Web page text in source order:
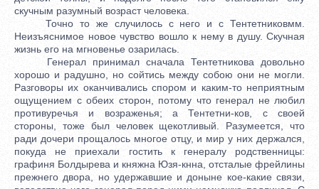
скучным разумный возраст человека.
Точно то же случилось с него и с Тентетниковмм.
Неизъяснимое новое чувство вошло к нему в душу. Скучная
жизнь его на мгновенье озарилась.
Генерал принимал сначала Тентетникова довольно
хорошо и радушно, но сойтись между собою они не могли.
Разговоры их оканчивались спором и каким-то неприятным
ощущением с обеих сторон, потому что генерал не любил
противуречья и возраженья; а Тентетни-ков, с своей
стороны, тоже был человек щекотливый. Разумеется, что
ради дочери прощалось многое отцу, и мир у них держался,
покуда не приехали гостить к генералу родственницы:
графиня Болдырева и княжна Юзя-кнна, отсталые фрейлины
прежнего двора, но удержавшие и доныне кое-какие связи,